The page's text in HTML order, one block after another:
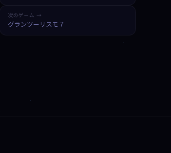
次のゲーム →
グランツーリスモ７